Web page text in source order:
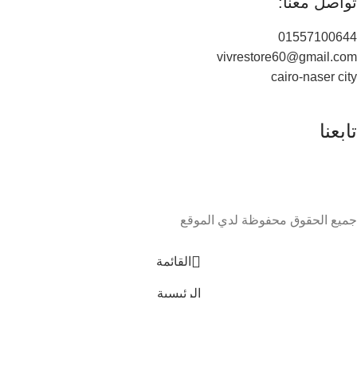
01557100644
vivrestore60@gmail.com
cairo-naser city
تابعنا
جميع الحقوق محفوظة لدي الموقع
القائمة
الرئيسية